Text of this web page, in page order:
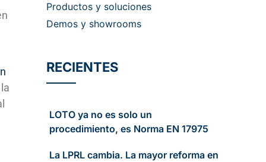
Productos y soluciones
Demos y showrooms
RECIENTES
LOTO ya no es solo un
procedimiento, es Norma EN 17975
La LPRL cambia. La mayor reforma en